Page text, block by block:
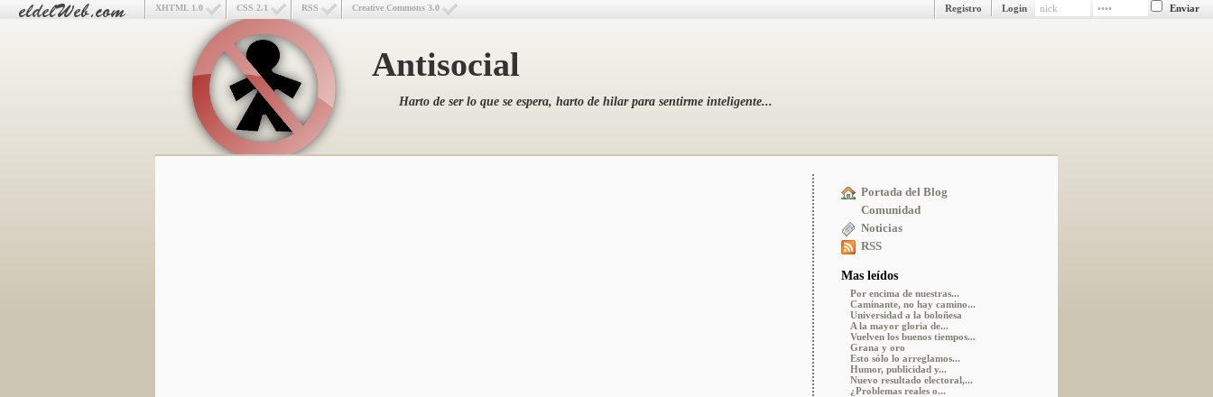
Creative Commons 3.0
RSS
CSS 2.1
XHTML 1.0 Login
Registro
Antisocial
Harto de ser lo que se espera, harto de hilar para sentirme inteligente...
Portada del Blog
Comunidad
Noticias
RSS
Mas leídos
Por encima de nuestras...
Caminante, no hay camino...
Universidad a la boloñesa
A la mayor gloria de...
Vuelven los buenos tiempos...
Grana y oro
Esto sólo lo arreglamos...
Humor, publicidad y...
Nuevo resultado electoral,...
¿Problemas reales o...